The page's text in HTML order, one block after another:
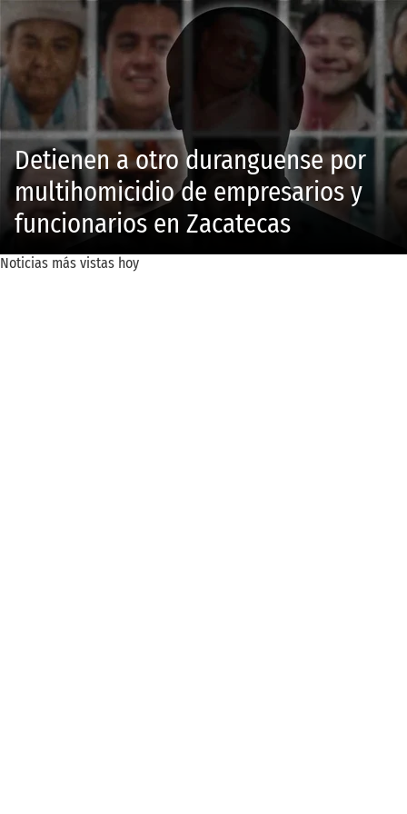
Detienen a otro duranguense por
multihomicidio de empresarios y
funcionarios en Zacatecas
Noticias más vistas hoy